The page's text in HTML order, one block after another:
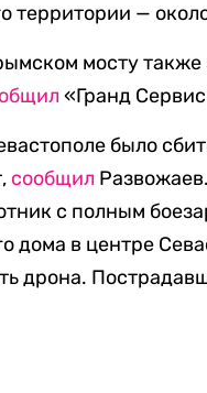
территории —
мосту также
«Гранд
было
сообщил
с полным
дома в центре
дрона.